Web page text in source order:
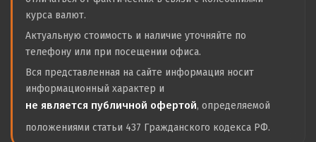
курса валют.
Актуальную стоимость и наличие уточняйте по
телефону или при посещении офиса.
Вся представленная на сайте информация носит
информационный характер и
не является публичной офертой, определяемой
положениями статьи 437 Гражданского кодекса РФ.